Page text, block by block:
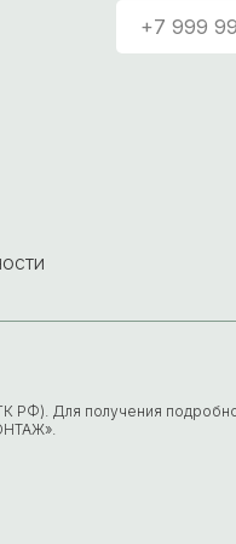
РФ). Для получения